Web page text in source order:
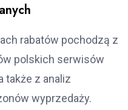
rabatów pochodzą z
polskich serwisów
także z analiz
wyprzedaży.